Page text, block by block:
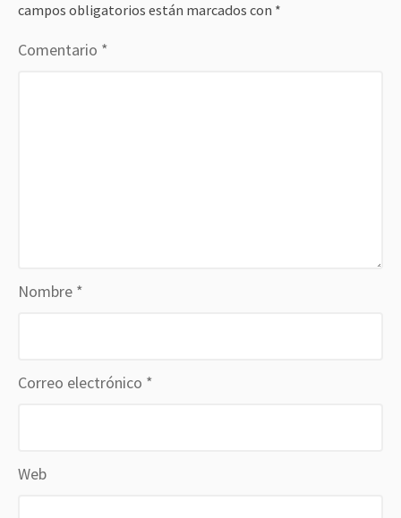
campos obligatorios están marcados con *
Comentario *
Nombre *
Correo electrónico *
Web